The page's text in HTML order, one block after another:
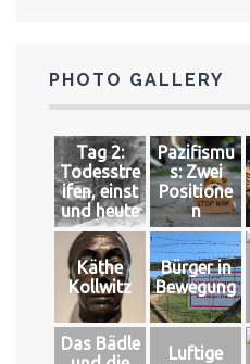
PHOTO GALLERY
Tag 2:
Todesstre
ifen, einst
und heute
Pazifismu
s: Zwei
Positione
n
Käthe
Kollwitz
Bürger in
Bewegung
Das Bädle
Luftige